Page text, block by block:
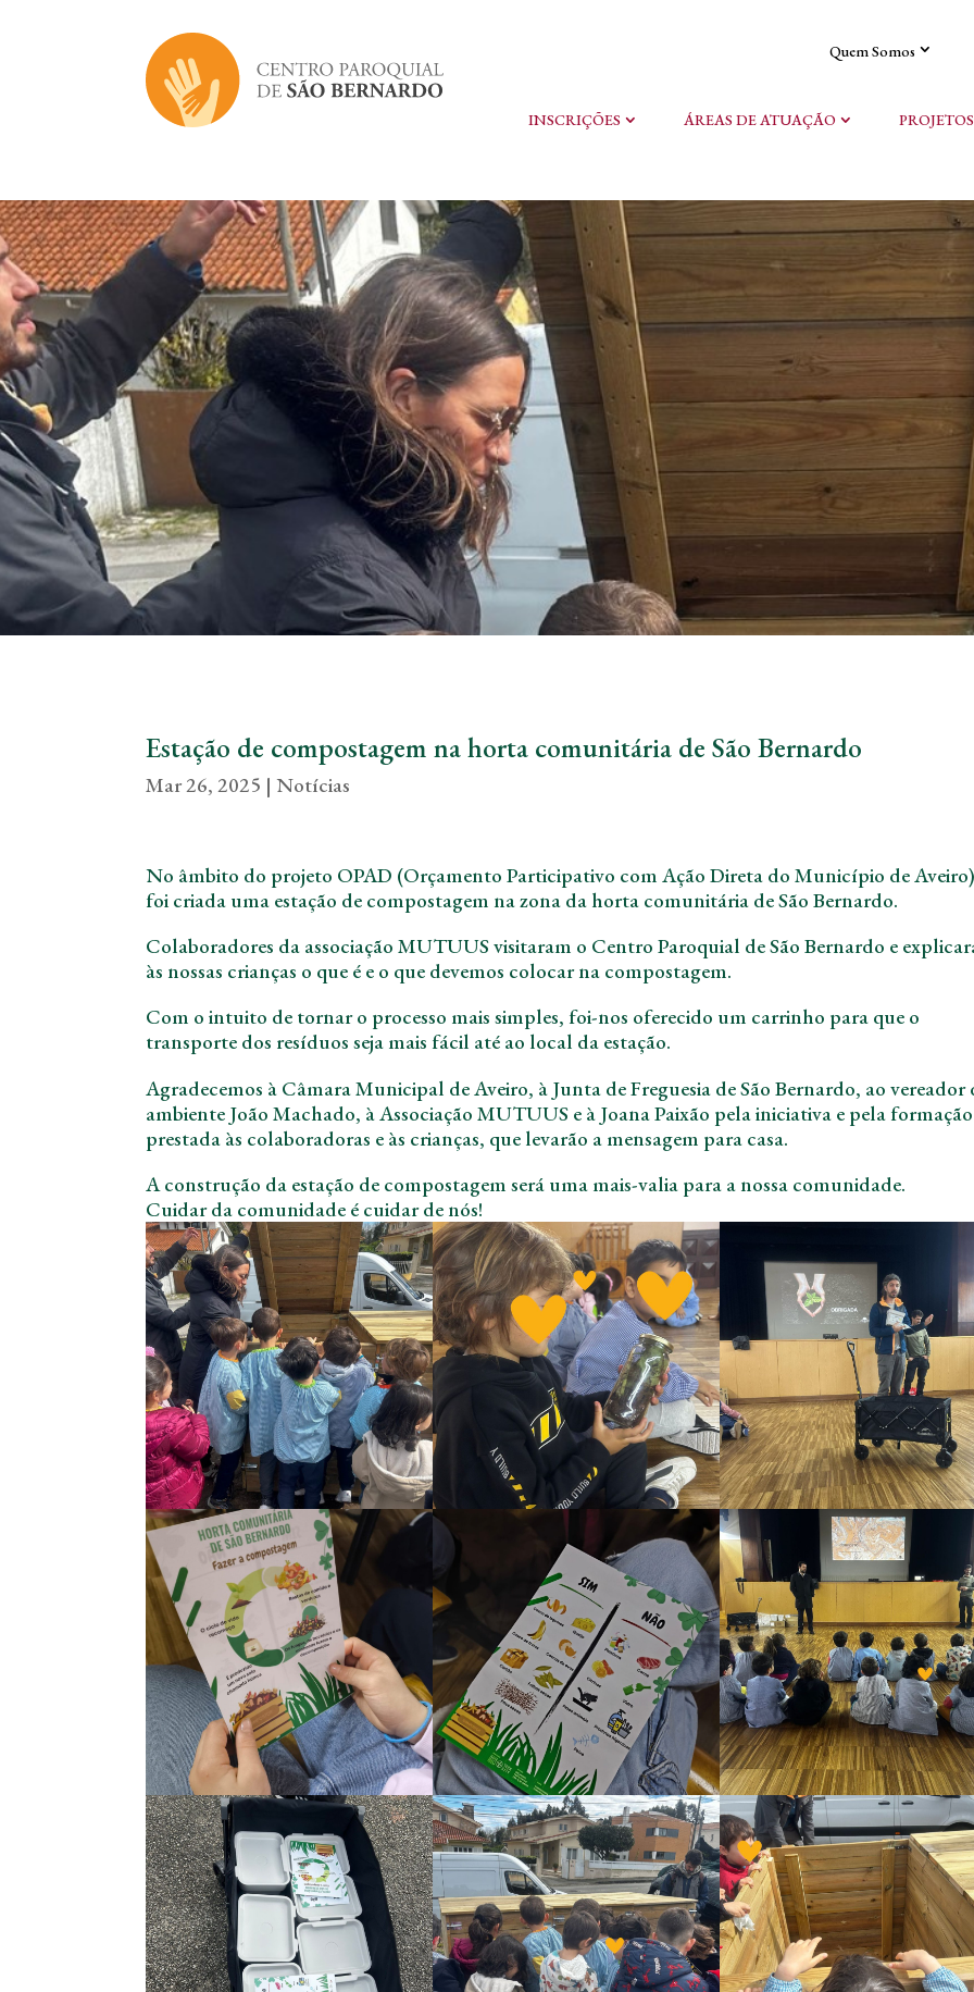
Quem Somos
INSCRIÇÕES ÁREAS DE ATUAÇÃO PROJETOS
Estação de compostagem na horta comunitária de São Bernardo
Mar 26, 2025 |Notícias
No âmbito do projeto OPAD (Orçamento Participativo com Ação Direta do Município de
foi criada uma estação de compostagem na zona da horta comunitária de SãoBernardo.
Colaboradores da associação MUTUUS visitaram o Centro Paroquial de São Bernardo e
às nossas crianças o que é e o que devemos colocar na compostagem.
Com o intuito de tornar o processo mais simples, foi-nos oferecido um carrinho para que o
transporte dos resíduos seja mais fácil até ao local da estação.
Agradecemos à Câmara Municipal de Aveiro, à Junta de Freguesia de São Bernardo, ao vereador
ambiente João Machado, à Associação MUTUUS e à Joana Paixão pela iniciativa e pela formação
prestada às colaboradoras e às crianças, que levarão a mensagem para casa.
A construção da estação de compostagem será uma mais-valia para a nossa comunidade.
Cuidar da comunidade é cuidar de nós!